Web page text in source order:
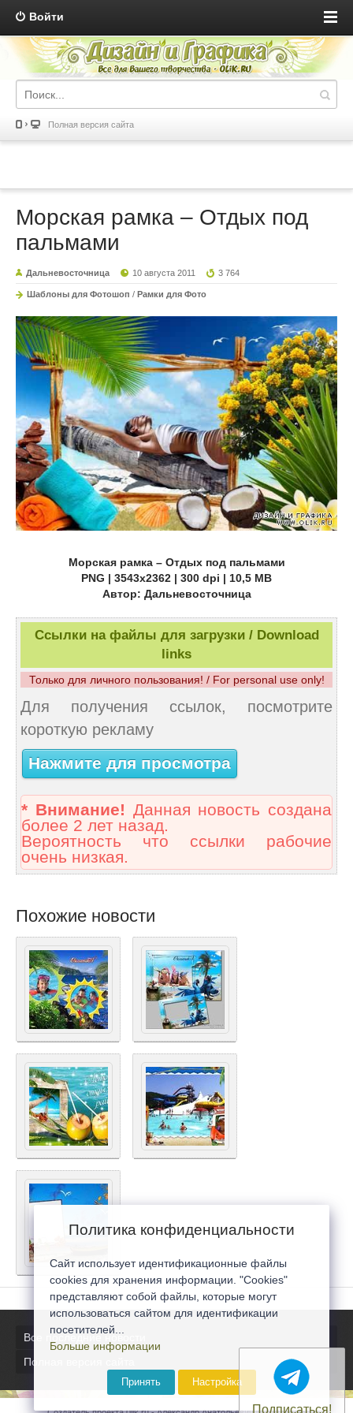
Войти
Полная версия сайта
Морская рамка – Отдых под
пальмами
Дальневосточница 10 августа 2011 3 764
Шаблоны для Фотошоп / Рамки для Фото
Морская рамка – Отдых под пальмами
PNG | 3543x2362 | 300 dpi | 10,5 MB
Автор: Дальневосточница
Ссылки на файлы для загрузки / Download
links
Только для личного пользования! / For personal use only!
Для получения ссылок, посмотрите
короткую рекламу
Нажмите для просмотра
* Внимание! Данная новость создана
более 2 лет назад.
Вероятность что ссылки рабочие
очень низкая.
Похожие новости
Все последние новости
Полная версия сайта
Подписаться!
Политика конфиденциальности
Сайт использует идентификационные файлы
cookies для хранения информации. "Cookies"
представляют собой файлы, которые могут
использоваться сайтом для идентификации
посетителей...
Больше информации
Принять Настройка